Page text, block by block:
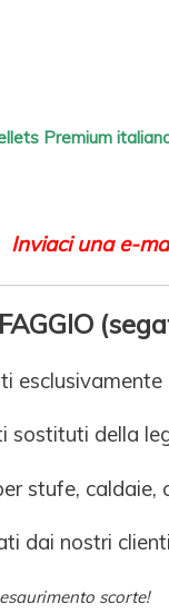
Premium
Inviaci una e-
(s
sostituti della
stufe, caldaie,
dai nostri
scorte!